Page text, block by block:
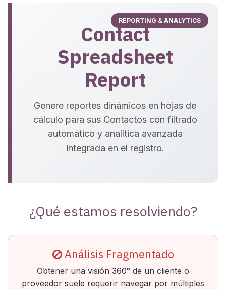
REPORTING & ANALYTICS
Contact
Spreadsheet
Report
Genere reportes dinámicos en hojas de
cálculo para sus Contactos con filtrado
automático y analítica avanzada
integrada en el registro.
¿Qué estamos resolviendo?
Análisis Fragmentado
Obtener una visión 360° de un cliente o
proveedor suele requerir navegar por múltiples